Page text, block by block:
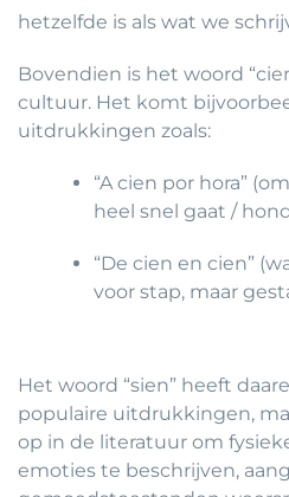
hetzelfde is als wat we
Bovendien is het woord
cultuur. Het komt
uitdrukkingen zoals:
“A cien por hora”
heel snel gaat /
“De cien en cien”
voor stap, maar
Het woord “sien” heeft
populaire uitdrukkingen,
op in de literatuur om
emoties te beschrijven,